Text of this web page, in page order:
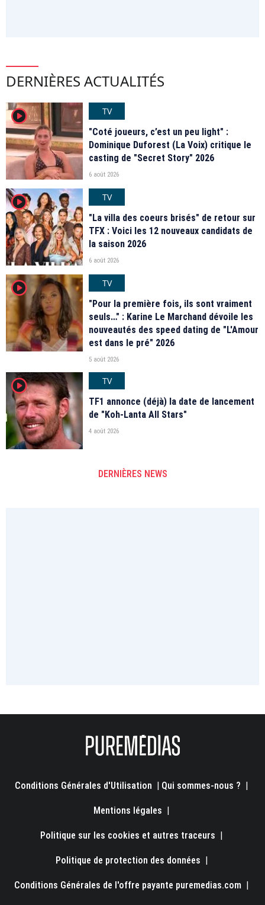
DERNIÈRES ACTUALITÉS
player2
TV
"Coté joueurs, c’est un peu light" :
Dominique Duforest (La Voix) critique le
casting de "Secret Story" 2026
6 août 2026
player2
TV
"La villa des coeurs brisés" de retour sur
TFX : Voici les 12 nouveaux candidats de
la saison 2026
6 août 2026
player2
TV
"Pour la première fois, ils sont vraiment
seuls…" : Karine Le Marchand dévoile les
nouveautés des speed dating de "L'Amour
est dans le pré" 2026
5 août 2026
player2
TV
TF1 annonce (déjà) la date de lancement
de "Koh-Lanta All Stars"
4 août 2026
DERNIÈRES NEWS
Conditions Générales d'Utilisation Qui sommes-nous ?
Mentions légales
Politique sur les cookies et autres traceurs
Politique de protection des données
Conditions Générales de l'offre payante puremedias.com